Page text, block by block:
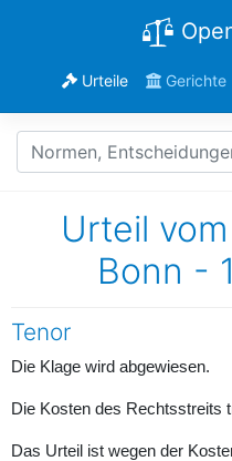
Urteile Gerichte
Urteil
Bonn -
Tenor
Die Klage wird abgewiesen.
Die Kosten des Rechtsstreits
Das Urteil ist wegen der